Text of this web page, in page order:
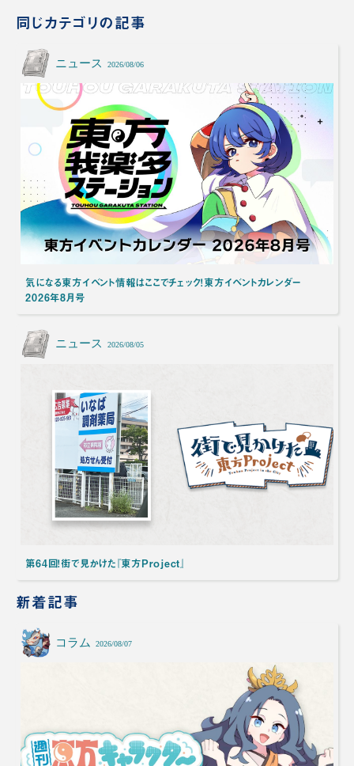
同じカテゴリの記事
ニュース 2026/08/06
気になる東方イベント情報はここでチェック！東方イベントカレンダー
2026年8月号
ニュース 2026/08/05
第64回！街で見かけた『東方Project』
新着記事
コラム 2026/08/07